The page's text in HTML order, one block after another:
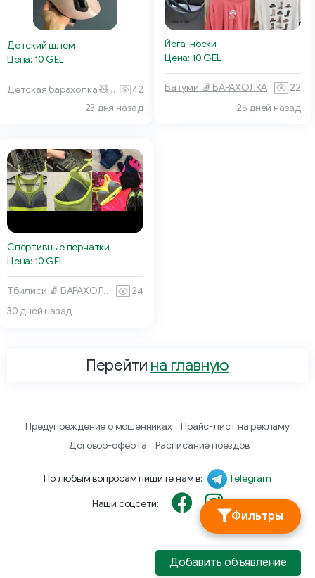
Фильтры
Детский шлем
Цена: 10 GEL
Детская барахолка 🧸 Тбилиси
42
23 дня назад
Йога-носки
Цена: 10 GEL
Батуми 🧦 БАРАХОЛКА
22
25 дней назад
Спортивные перчатки
Цена: 10 GEL
Тбилиси 🧦 БАРАХОЛКА
24
30 дней назад
Перейти на главную
Предупреждение о мошенниках
Прайс-лист на рекламу
Договор-оферта
Расписание поездов
По любым вопросам пишите нам в: Telegram
Наши соцсети:
Добавить объявление